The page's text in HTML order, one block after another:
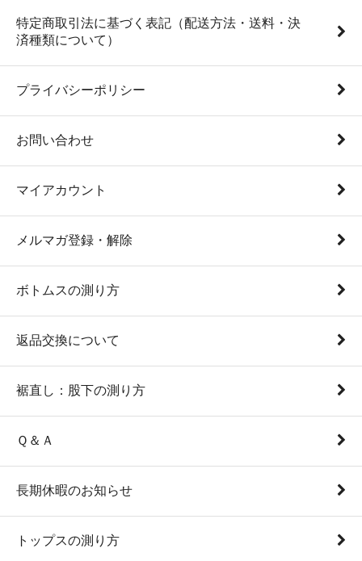
特定商取引法に基づく表記（配送方法・送料・決
済種類について）
プライバシーポリシー
お問い合わせ
マイアカウント
メルマガ登録・解除
ボトムスの測り方
返品交換について
裾直し：股下の測り方
Ｑ＆Ａ
長期休暇のお知らせ
トップスの測り方